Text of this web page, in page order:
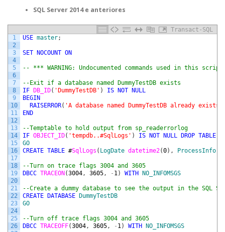
SQL Server 2014 e anteriores
Transact-SQL
1
2
3
4
5
6
7
8
9
10
11
12
13
14
15
16
17
18
19
20
21
22
23
24
25
26
USE master;
SET NOCOUNT ON
-- *** WARNING: Undocumented commands used in this
--Exit if a database named DummyTestDB exists
IF DB_ID( 'DummyTestDB' ) IS NOT NULL
BEGIN
RAISERROR( 'A database named DummyTestDB already
END
--Temptable to hold output from sp_readerrorlog
IF OBJECT_ID( 'tempdb..#SqlLogs' ) IS NOT NULL DROP TABLE
GO
CREATE TABLE #SqlLogs ( LogDate datetime2(0) , ProcessInfo
--Turn on trace flags 3004 and 3605
DBCC TRACEON(3004 , 3605 , - 1 ) WITH NO_INFOMSGS
--Create a dummy database to see the output in the SQL
CREATE DATABASE DummyTestDB
GO
--Turn off trace flags 3004 and 3605
DBCC TRACEOFF(3004 , 3605 , - 1 ) WITH NO_INFOMSGS